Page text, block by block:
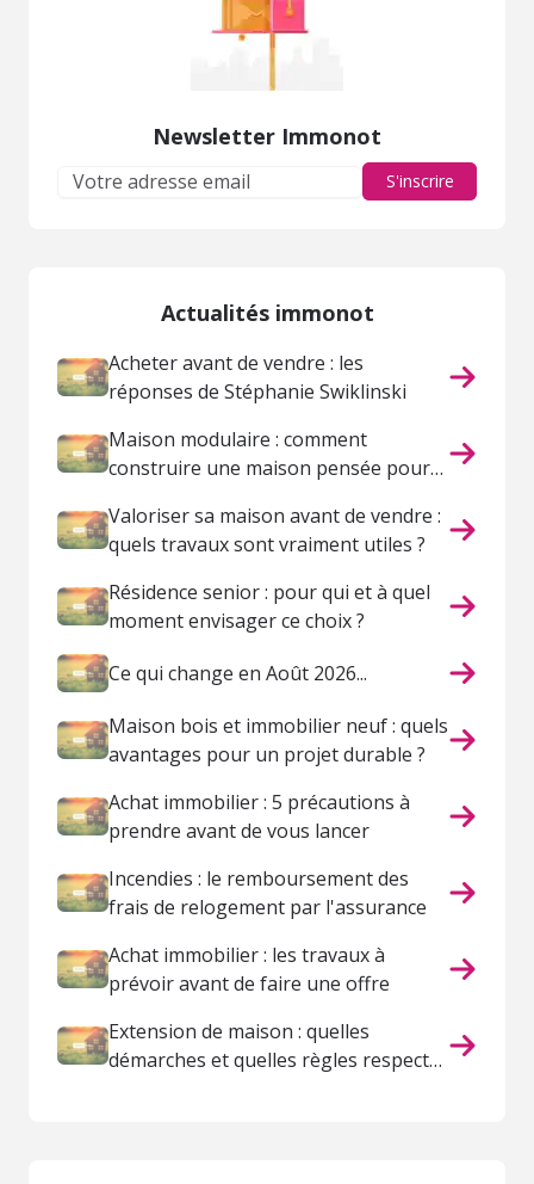
Newsletter Immonot
S'inscrire
Actualités immonot
Acheter avant de vendre : les
réponses de Stéphanie Swiklinski
Maison modulaire : comment
construire une maison pensée pour
Valoriser sa maison avant de vendre :
quels travaux sont vraiment utiles ?
Résidence senior : pour qui et à quel
moment envisager ce choix ?
Ce qui change en Août 2026...
Maison bois et immobilier neuf : quels
avantages pour un projet durable ?
Achat immobilier : 5 précautions à
prendre avant de vous lancer
Incendies : le remboursement des
frais de relogement par l'assurance
Achat immobilier : les travaux à
prévoir avant de faire une offre
Extension de maison : quelles
démarches et quelles règles respecter